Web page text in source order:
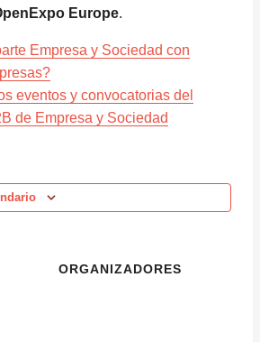
Europe.
Empresa y Sociedad con
eventos y convocatorias del
de Empresa y Sociedad
ORGANIZADORES